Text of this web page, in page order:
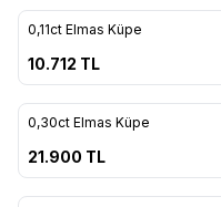
0,11ct Elmas Küpe
10.712 TL
0,30ct Elmas Küpe
21.900 TL